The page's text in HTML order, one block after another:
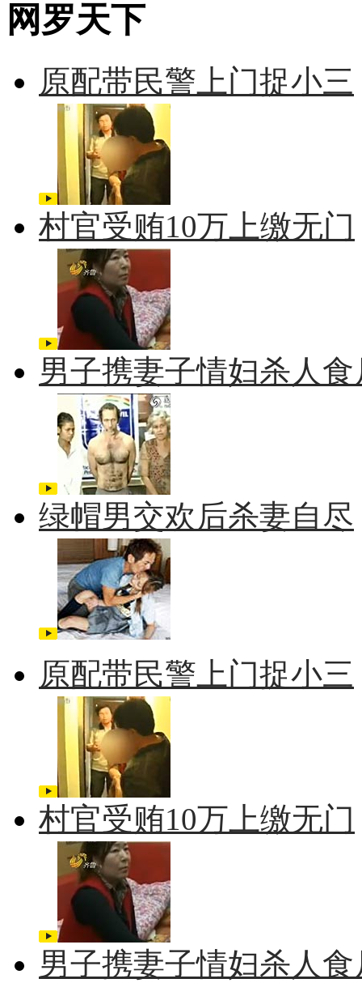
网罗天下
原配带民警上门捉小三
村官受贿10万上缴无门
男子携妻子情妇杀人食
绿帽男交欢后杀妻自尽
原配带民警上门捉小三
村官受贿10万上缴无门
男子携妻子情妇杀人食